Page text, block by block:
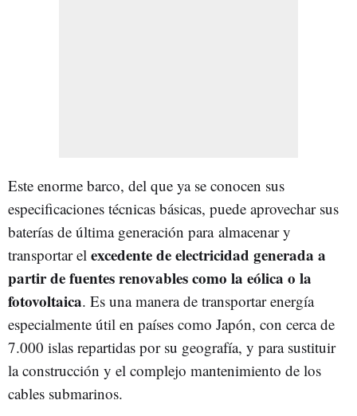
Este enorme barco, del que ya se conocen sus
especificaciones técnicas básicas, puede aprovechar sus
baterías de última generación para almacenar y
transportar el excedente de electricidad generada a
partir de fuentes renovables como la eólica o la
fotovoltaica. Es una manera de transportar energía
especialmente útil en países como Japón, con cerca de
7.000 islas repartidas por su geografía, y para sustituir
la construcción y el complejo mantenimiento de los
cables submarinos.